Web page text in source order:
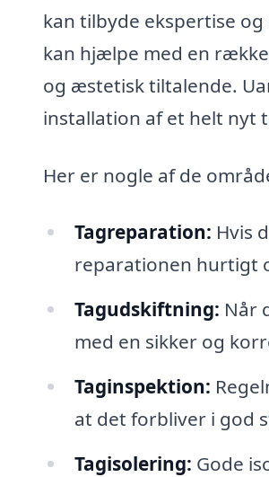
kan tilbyde ekspertise
kan hjælpe med en
og æstetisk tiltalende.
installation af et helt nyt
Her er nogle af de
Tagreparation: Hvis
reparationen hurtigt
Tagudskiftning: Når
med en sikker og
Taginspektion:
at det forbliver i god
Tagisolering: Gode